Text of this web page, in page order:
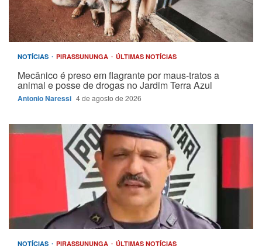
NOTÍCIAS PIRASSUNUNGA ÚLTIMAS NOTÍCIAS
Mecânico é preso em flagrante por maus-tratos a
animal e posse de drogas no Jardim Terra Azul
Antonio Naressi 4 de agosto de 2026
NOTÍCIAS PIRASSUNUNGA ÚLTIMAS NOTÍCIAS